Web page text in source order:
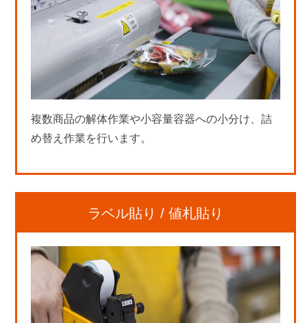
複数商品の解体作業や小容量容器への小分け、詰
め替え作業を行います。
ラベル貼り / 値札貼り